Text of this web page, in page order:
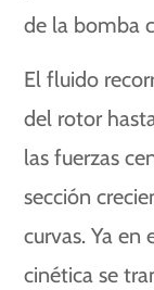
de la bomba
El fluido
del rotor
las fuerzas
sección
curvas. Ya en
cinética se